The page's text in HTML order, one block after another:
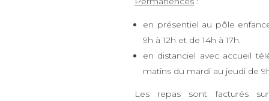
en présentiel au pôle
9h à 12h et de 14h à 17h.
en distanciel avec accueil
matins du mardi au jeudi de
Les repas sont facturés